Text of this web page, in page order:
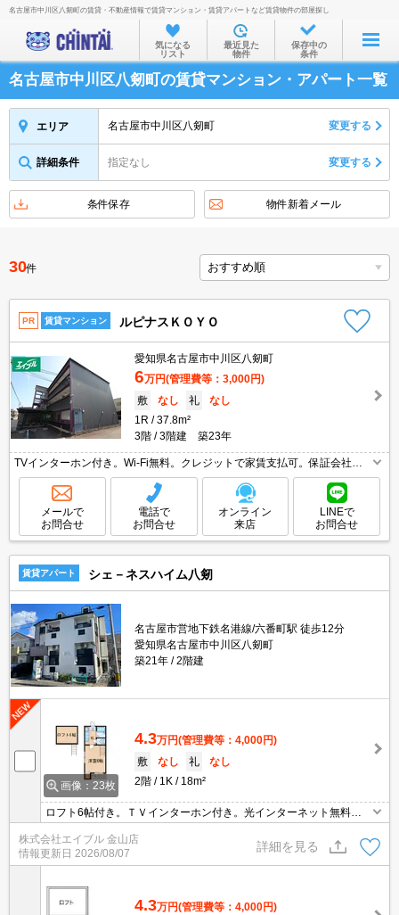
お部屋を探す
沿線・駅から
住所から
家賃相場から
物件特集から
不動産会社から
TOP
名古屋市中川区八剱町の賃貸・不動産情報で賃貸マンション・賃貸アパートなど賃貸物件の部屋探し
気になる
リスト
最近見た
物件
保存中の
条件
名古屋市中川区八剱町の賃貸マンション・アパート一覧
エリア 名古屋市中川区八剱町 変更する
詳細条件 指定なし 変更する
条件保存 物件新着メール
30件
PR 賃貸マンション ルピナスＫＯＹＯ
愛知県名古屋市中川区八剱町
6万円(管理費等：3,000円)
敷
なし 礼
なし
1R
37.8m²
3階
3階建 築23年
TVインターホン付き。Wi-Fi無料。クレジットで家賃支払可。保証会社加
入要(初回月額総額50%、月次月額総額2%)。
メールで
お問合せ
電話で
お問合せ
オンライン
来店
LINEで
お問合せ
賃貸アパート シェ－ネスハイム八剱
名古屋市営地下鉄名港線/六番町駅 徒歩12分
愛知県名古屋市中川区八剱町
築21年
2階建
画像：23枚
4.3万円(管理費等：4,000円)
敷
なし 礼
なし
2階
1K 18m²
ロフト6帖付き。ＴＶインターホン付き。光インターネット無料使
い放題。保証人要･保証会社加入要(初回、家賃の30%)。
株式会社エイブル 金山店
情報更新日 2026/08/07
詳細を見る
4.3万円(管理費等：4,000円)